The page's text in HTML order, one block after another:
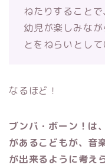
ねたりすることで
幼児が楽しみな
とをねらいとして
なるほど！
ブンバ・ボーン！は
があるこどもが、音
が出来るように考え